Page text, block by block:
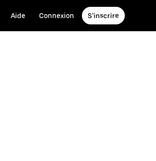
Aide Connexion S'inscrire